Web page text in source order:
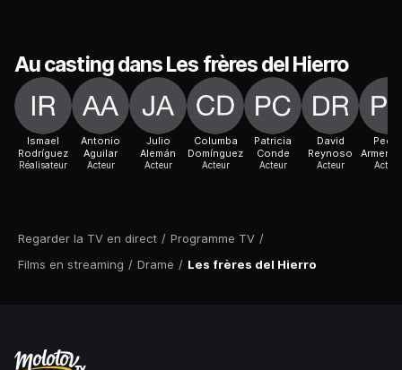
Regarder la TV en direct / Programme TV /
Films en streaming / Drame / Les frères del Hierro
Au casting dans Les frères del Hierro
Ismael
Rodríguez
Réalisateur
Antonio
Aguilar
Acteur
Julio
Alemán
Acteur
Columba
Domínguez
Acteur
Patricia
Conde
Acteur
David
Reynoso
Acteur
Pedro
Acteur